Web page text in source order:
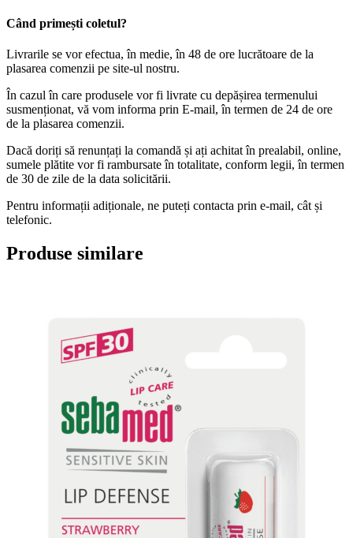
Când primești coletul?
Livrarile se vor efectua, în medie, în 48 de ore lucrătoare de la
plasarea comenzii pe site-ul nostru.
În cazul în care produsele vor fi livrate cu depășirea termenului
susmenționat, vă vom informa prin E-mail, în termen de 24 de ore
de la plasarea comenzii.
Dacă doriți să renunțați la comandă și ați achitat în prealabil, online,
sumele plătite vor fi rambursate în totalitate, conform legii, în termen
de 30 de zile de la data solicitării.
Pentru informații adiționale, ne puteți contacta prin e-mail, cât și
telefonic.
Produse similare